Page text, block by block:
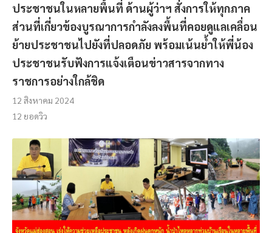
ประชาชนในหลายพื้นที่ ด้านผู้ว่าฯ สั่งการให้ทุกภาค
ส่วนที่เกี่ยวข้องบูรณาการกำลังลงพื้นที่คอยดูแลเคลื่อน
ย้ายประชาชนไปยังที่ปลอดภัย พร้อมเน้นย้ำให้พี่น้อง
ประชาชนรับฟังการแจ้งเตือนข่าวสารจากทาง
ราชการอย่างใกล้ชิด
12 สิงหาคม 2024
12 ยอดวิว